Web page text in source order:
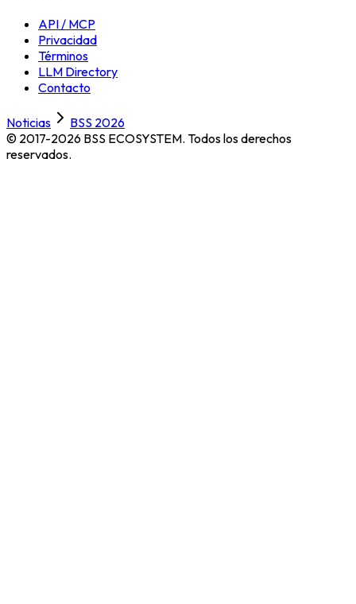
API / MCP
Privacidad
Términos
LLM Directory
Contacto
Noticias
BSS 2026
© 2017-2026 BSS ECOSYSTEM. Todos los derechos
reservados.